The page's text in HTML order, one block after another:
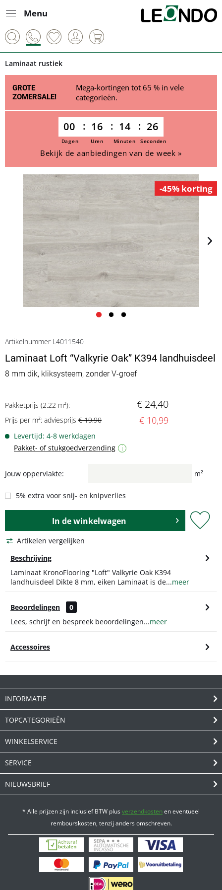
Menu
Laminaat rustiek
GROTE
ZOMERSALE!
Mega-kortingen tot 65 % in vele
categorieën.
00 16 14 25
Dagen Uren Minuten Seconden
Bekijk de aanbiedingen van de week »
-45% korting
Artikelnummer L4011540
Laminaat Loft “Valkyrie Oak” K394 landhuisdeel
8 mm dik, kliksysteem, zonder V-groef
Pakketprijs (2.22 m²): € 24,40
Prijs per m²: adviesprijs € 19,90 € 10,99
Levertijd: 4-8 werkdagen
Pakket- of stukgoedverzending
i
Jouw oppervlakte: m²
5% extra voor snij- en knipverlies
In dewinkelwagen
Artikelen vergelijken
Beschrijving
Laminaat KronoFlooring "Loft" Valkyrie Oak K394
landhuisdeel Dikte 8 mm, eiken Laminaat is de...meer
Beoordelingen
0
Lees, schrijf en bespreek beoordelingen...meer
Accessoires
INFORMATIE
TOPCATEGORIEËN
WINKELSERVICE
SERVICE
NIEUWSBRIEF
* Alle prijzen zijn inclusief BTW plusverzendkostenen eventueel
rembourskosten, tenzij anders omschreven.